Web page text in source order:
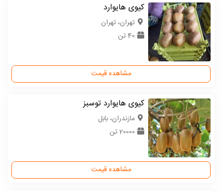
کیوی هایوارد
تهران، تهران
40 تن
مشاهده قیمت
کیوی هایوارد توسبز
مازندران، بابل
20000 تن
مشاهده قیمت